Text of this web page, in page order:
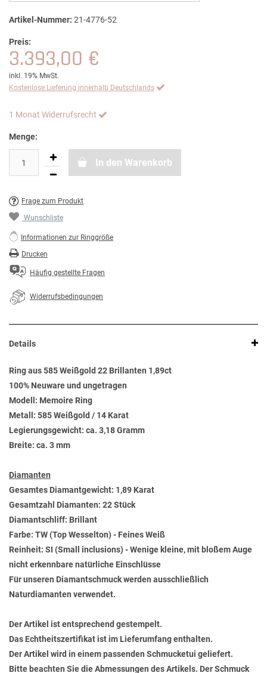
Artikel-Nummer: 21-4776-52
Preis:
3.393,00 €
inkl. 19% MwSt.
Kostenlose Lieferung innerhalb Deutschlands
1 Monat Widerrufsrecht
Menge:
In den Warenkorb
Frage zum Produkt
Wunschliste
Informationen zur Ringgröße
Drucken
Häufig gestellte Fragen
Widerrufsbedingungen
Details
Ring aus 585 Weißgold 22 Brillanten 1,89ct
100% Neuware und ungetragen
Modell: Memoire Ring
Metall: 585 Weißgold / 14 Karat
Legierungsgewicht: ca. 3,18 Gramm
Breite: ca. 3 mm
Diamanten
Gesamtes Diamantgewicht: 1,89 Karat
Gesamtzahl Diamanten: 22 Stück
Diamantschliff: Brillant
Farbe: TW (Top Wesselton) - Feines Weiß
Reinheit: SI (Small inclusions) - Wenige kleine, mit bloßem Auge
nicht erkennbare natürliche Einschlüsse
Für unseren Diamantschmuck werden ausschließlich
Naturdiamanten verwendet.
Der Artikel ist entsprechend gestempelt.
Das Echtheitszertifikat ist im Lieferumfang enthalten.
Der Artikel wird in einem passenden Schmucketui geliefert.
Bitte beachten Sie die Abmessungen des Artikels. Der Schmuck